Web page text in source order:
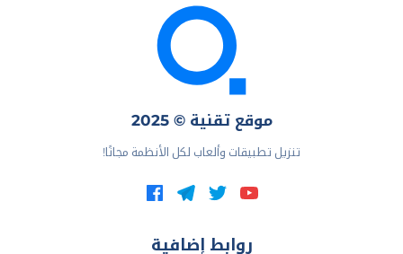
موقع تقنية © 2025
تنزيل تطبيقات وألعاب لكل الأنظمة مجانًا!
روابط إضافية